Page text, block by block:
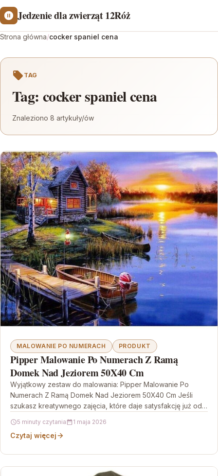
Jedzenie dla zwierząt 12Róż
Strona główna/cocker spaniel cena
TAG
Tag: cocker spaniel cena
Znaleziono 8 artykuły/ów
MALOWANIE PO NUMERACH PRODUKT
Pipper Malowanie Po Numerach Z Ramą
Domek Nad Jeziorem 50X40 Cm
Wyjątkowy zestaw do malowania: Pipper Malowanie Po
Numerach Z Ramą Domek Nad Jeziorem 50X40 Cm Jeśli
szukasz kreatywnego zajęcia, które daje satysfakcję już od…
5 minuty czytania 1 maja 2026
Czytaj więcej